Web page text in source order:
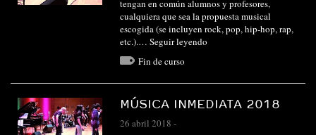
tengan en común alumnos y profesores,
cualquiera que sea la propuesta musical
escogida (se incluyen rock, pop, hip-hop, rap,
etc.).… Seguir leyendo
Fin de curso
MÚSICA INMEDIATA 2018
26 abril 2018 -